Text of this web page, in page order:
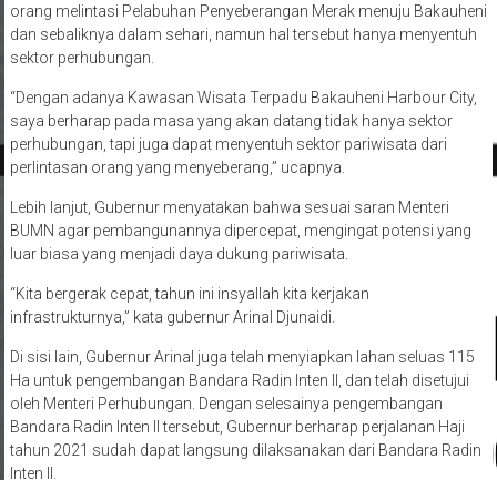
orang melintasi Pelabuhan Penyeberangan Merak menuju Bakauheni
dan sebaliknya dalam sehari, namun hal tersebut hanya menyentuh
sektor perhubungan.
“Dengan adanya Kawasan Wisata Terpadu Bakauheni Harbour City,
saya berharap pada masa yang akan datang tidak hanya sektor
perhubungan, tapi juga dapat menyentuh sektor pariwisata dari
perlintasan orang yang menyeberang,” ucapnya.
Lebih lanjut, Gubernur menyatakan bahwa sesuai saran Menteri
BUMN agar pembangunannya dipercepat, mengingat potensi yang
luar biasa yang menjadi daya dukung pariwisata.
“Kita bergerak cepat, tahun ini insyallah kita kerjakan
infrastrukturnya,” kata gubernur Arinal Djunaidi.
Di sisi lain, Gubernur Arinal juga telah menyiapkan lahan seluas 115
Ha untuk pengembangan Bandara Radin Inten II, dan telah disetujui
oleh Menteri Perhubungan. Dengan selesainya pengembangan
Bandara Radin Inten II tersebut, Gubernur berharap perjalanan Haji
tahun 2021 sudah dapat langsung dilaksanakan dari Bandara Radin
Inten II.